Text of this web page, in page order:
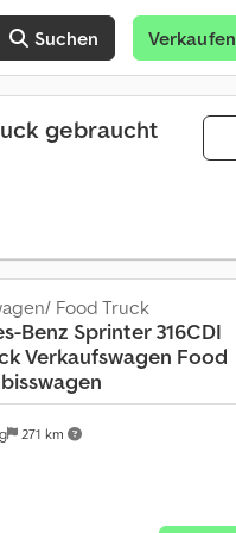
Suchen Verkaufen
gebraucht
271 km
Food Truck
Benz Sprinter 316CDI
Verkaufswagen Food